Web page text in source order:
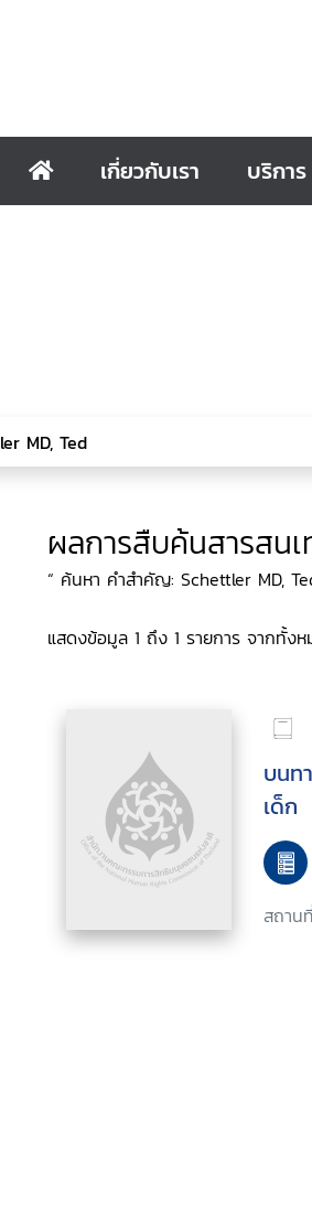
เกี่ยวกับเรา บริการ
ผลการสืบค้นสารสน
“ ค้นหา คำสำคัญ: Schettler MD,
แสดงข้อมูล 1 ถึง 1 รายการ จากทั้งห
บนท
เด็ก
สถาน